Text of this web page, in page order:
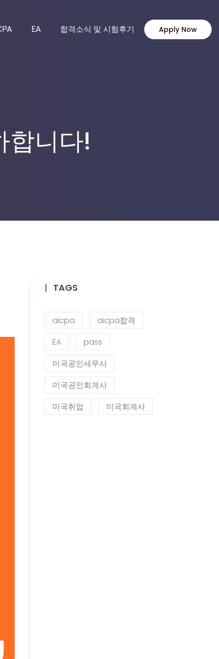
EA 합격소식 및 시험후기 Apply Now
합니다!
TAGS
aicpa
aicpa합격
EA
pass
미국공인세무사
미국공인회계사
미국취업
미국회계사